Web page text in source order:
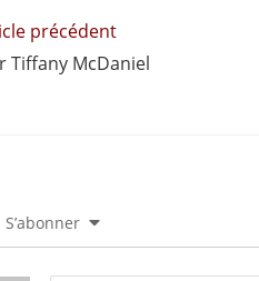
précédent
Tiffany McDaniel
S’abonner